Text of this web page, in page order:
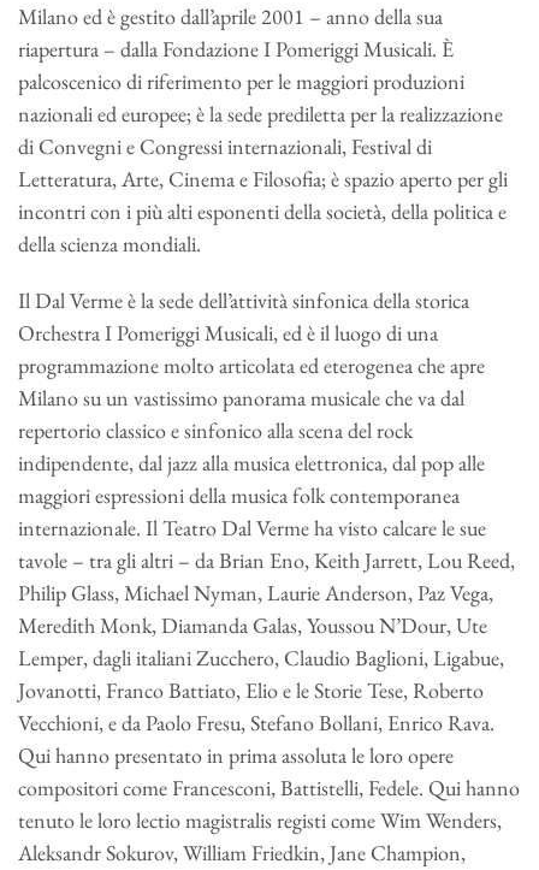
Milano ed è gestito dall’aprile 2001 – anno della sua
riapertura – dalla Fondazione I Pomeriggi Musicali. È
palcoscenico di riferimento per le maggiori produzioni
nazionali ed europee; è la sede prediletta per la realizzazione
di Convegni e Congressi internazionali, Festival di
Letteratura, Arte, Cinema e Filosofia; è spazio aperto per gli
incontri con i più alti esponenti della società, della politica e
della scienza mondiali.
Il Dal Verme è la sede dell’attività sinfonica della storica
Orchestra I Pomeriggi Musicali, ed è il luogo di una
programmazione molto articolata ed eterogenea che apre
Milano su un vastissimo panorama musicale che va dal
repertorio classico e sinfonico alla scena del rock
indipendente, dal jazz alla musica elettronica, dal pop alle
maggiori espressioni della musica folk contemporanea
internazionale. Il Teatro Dal Verme ha visto calcare le sue
tavole – tra gli altri – da Brian Eno, Keith Jarrett, Lou Reed,
Philip Glass, Michael Nyman, Laurie Anderson, Paz Vega,
Meredith Monk, Diamanda Galas, Youssou N’Dour, Ute
Lemper, dagli italiani Zucchero, Claudio Baglioni, Ligabue,
Jovanotti, Franco Battiato, Elio e le Storie Tese, Roberto
Vecchioni, e da Paolo Fresu, Stefano Bollani, Enrico Rava.
Qui hanno presentato in prima assoluta le loro opere
compositori come Francesconi, Battistelli, Fedele. Qui hanno
tenuto le loro lectio magistralis registi come Wim Wenders,
Aleksandr Sokurov, William Friedkin, Jane Champion,